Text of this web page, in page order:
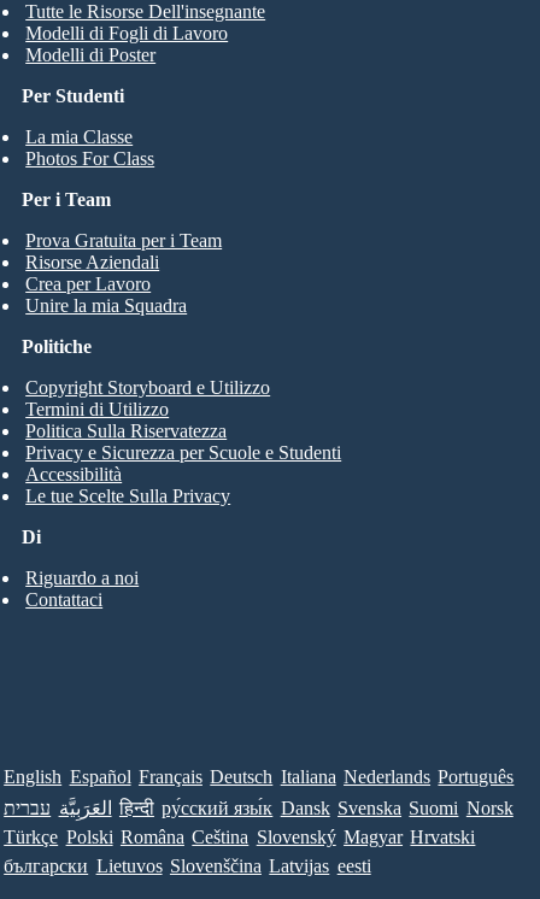
Per Studenti
La mia Classe
Photos For Class
Tutte le Risorse Dell'insegnante
Modelli di Fogli di Lavoro
Modelli di Poster
Per i Team
Prova Gratuita per i Team
Risorse Aziendali
Crea per Lavoro
Unire la mia Squadra
Di
Riguardo a noi
Contattaci
Politiche
Copyright Storyboard e Utilizzo
Termini di Utilizzo
Politica Sulla Riservatezza
Privacy e Sicurezza per Scuole e Studenti
Accessibilità
Le tue Scelte Sulla Privacy
English Español Français Deutsch Italiana Nederlands Português
עברית العَرَبِيَّة हिन्दी ру́сский язы́к Dansk Svenska Suomi Norsk
Türkçe Polski Româna Ceština Slovenský Magyar Hrvatski
български Lietuvos Slovenščina Latvijas eesti